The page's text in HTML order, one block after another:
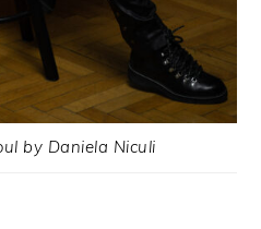
by Daniela Niculi